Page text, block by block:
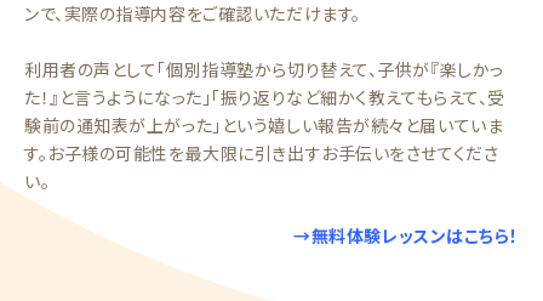
ンで、実際の指導内容をご確認いただけます。
利用者の声として「個別指導塾から切り替えて、子供が『楽しかっ
た！』と言うようになった」「振り返りなど細かく教えてもらえて、受
験前の通知表が上がった」という嬉しい報告が続々と届いていま
す。お子様の可能性を最大限に引き出すお手伝いをさせてくださ
い。
→無料体験レッスンはこちら！